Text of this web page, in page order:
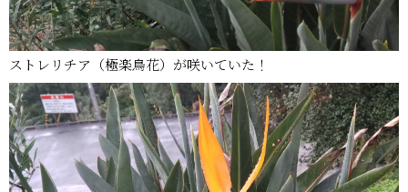
ストレリチア（極楽鳥花）が咲いていた！